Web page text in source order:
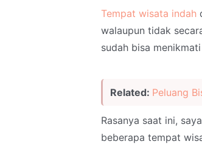
Tempat wisata indah
walaupun tidak
sudah bisa
Related: Peluang
Rasanya saat ini,
beberapa tempat